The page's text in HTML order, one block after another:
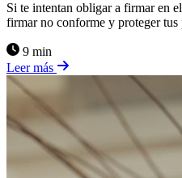
Si te intentan obligar a firmar en
firmar no conforme y proteger tus
9 min
Leer más